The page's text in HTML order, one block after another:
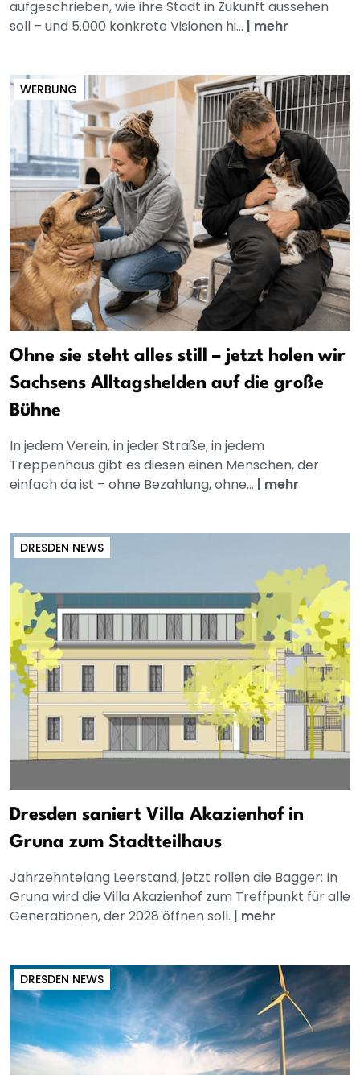
aufgeschrieben, wie ihre Stadt in Zukunft aussehen
soll – und 5.000 konkrete Visionen hi... | mehr
WERBUNG
Ohne sie steht alles still – jetzt holen wir
Sachsens Alltagshelden auf die große
Bühne
In jedem Verein, in jeder Straße, in jedem
Treppenhaus gibt es diesen einen Menschen, der
einfach da ist – ohne Bezahlung, ohne... | mehr
DRESDEN NEWS
Dresden saniert Villa Akazienhof in
Gruna zum Stadtteilhaus
Jahrzehntelang Leerstand, jetzt rollen die Bagger: In
Gruna wird die Villa Akazienhof zum Treffpunkt für alle
Generationen, der 2028 öffnen soll. | mehr
DRESDEN NEWS